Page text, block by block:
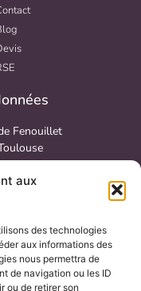
aux
des technologies
aux informations des
nous permettra de
de navigation ou les ID
ou de retirer son
Fenouillet
Jeudi : 9h – 18h